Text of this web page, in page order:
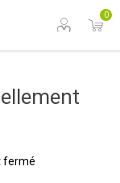
0
fermé